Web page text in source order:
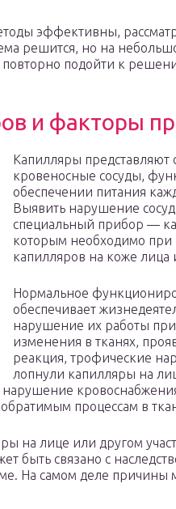
эффективны,
решится, но на
повторно подойти к
и факторы
Капилляры представляют
кровеносные сосуды,
обеспечении питания
Выявить нарушение
специальный прибор —
которым необходимо
капилляров на коже лица
Нормальное
обеспечивает
нарушение их работы
изменения в тканях,
реакция, трофические
лопнули капилляры на
нарушение
процессам в
на лице или другом
быть связано с
На самом деле причины